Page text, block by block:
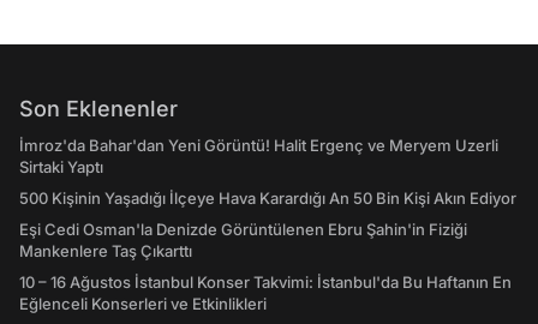
Son Eklenenler
İmroz'da Bahar'dan Yeni Görüntü! Halit Ergenç ve Meryem Uzerli
Sirtaki Yaptı
500 Kişinin Yaşadığı İlçeye Hava Karardığı An 50 Bin Kişi Akın Ediyor
Eşi Cedi Osman'la Denizde Görüntülenen Ebru Şahin'in Fiziği
Mankenlere Taş Çıkarttı
10 – 16 Ağustos İstanbul Konser Takvimi: İstanbul'da Bu Haftanın En
Eğlenceli Konserleri ve Etkinlikleri